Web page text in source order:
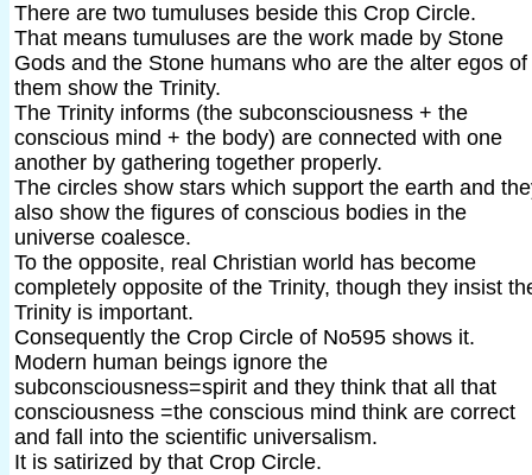
There are two tumuluses beside this Crop Circle.
That means tumuluses are the work made by Stone
Gods and the Stone humans who are the alter egos of
them show the Trinity.
The Trinity informs (the subconsciousness + the
conscious mind + the body) are connected with one
another by gathering together properly.
The circles show stars which support the earth and
also show the figures of conscious bodies in the
universe coalesce.
To the opposite, real Christian world has become
completely opposite of the Trinity, though they insist
Trinity is important.
Consequently the Crop Circle of No595 shows it.
Modern human beings ignore the
subconsciousness=spirit and they think that all that
consciousness =the conscious mind think are correct
and fall into the scientific universalism.
It is satirized by that Crop Circle.